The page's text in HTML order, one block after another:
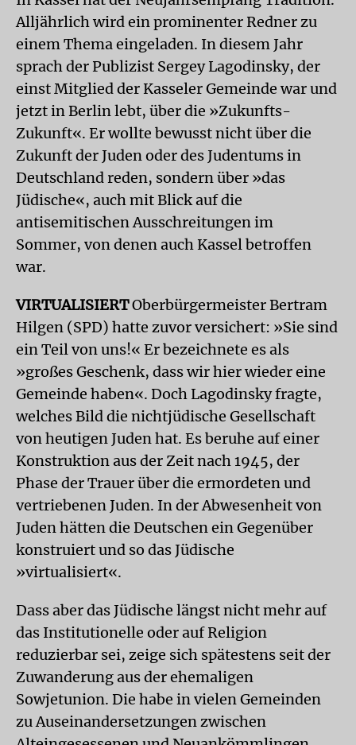
Alljährlich wird ein prominenter Redner zu
einem Thema eingeladen. In diesem Jahr
sprach der Publizist Sergey Lagodinsky, der
einst Mitglied der Kasseler Gemeinde war und
jetzt in Berlin lebt, über die »Zukunfts-
Zukunft«. Er wollte bewusst nicht über die
Zukunft der Juden oder des Judentums in
Deutschland reden, sondern über »das
Jüdische«, auch mit Blick auf die
antisemitischen Ausschreitungen im
Sommer, von denen auch Kassel betroffen
war.
VIRTUALISIERTOberbürgermeister Bertram
Hilgen (SPD) hatte zuvor versichert: »Sie sind
ein Teil von uns!« Er bezeichnete es als
»großes Geschenk, dass wir hier wieder eine
Gemeinde haben«. Doch Lagodinsky fragte,
welches Bild die nichtjüdische Gesellschaft
von heutigen Juden hat. Es beruhe auf einer
Konstruktion aus der Zeit nach 1945, der
Phase der Trauer über die ermordeten und
vertriebenen Juden. In der Abwesenheit von
Juden hätten die Deutschen ein Gegenüber
konstruiert und so das Jüdische
»virtualisiert«.
Dass aber das Jüdische längst nicht mehr auf
das Institutionelle oder auf Religion
reduzierbar sei, zeige sich spätestens seit der
Zuwanderung aus der ehemaligen
Sowjetunion. Die habe in vielen Gemeinden
zu Auseinandersetzungen zwischen